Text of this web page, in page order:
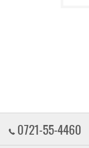
0721-55-4460